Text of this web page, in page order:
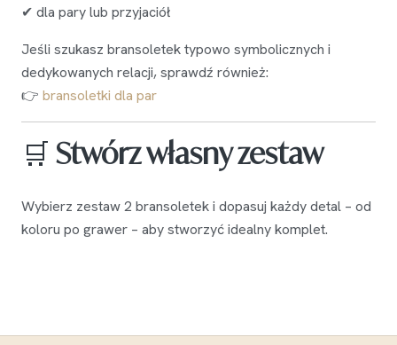
✔ dla pary lub przyjaciół
Jeśli szukasz bransoletek typowo symbolicznych i
dedykowanych relacji, sprawdź również:
👉 bransoletki dla par
🛒 Stwórz własny zestaw
Wybierz zestaw 2 bransoletek i dopasuj każdy detal – od
koloru po grawer – aby stworzyć idealny komplet.